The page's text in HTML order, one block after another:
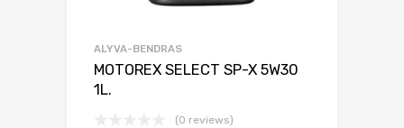
ALYVA-BENDRAS
MOTOREX SELECT SP-X 5W30
1L.
(0 reviews)